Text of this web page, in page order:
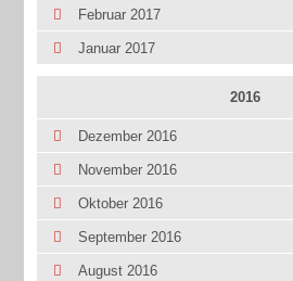
Februar 2017
Januar 2017
2016
Dezember 2016
November 2016
Oktober 2016
September 2016
August 2016